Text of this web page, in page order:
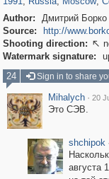
Author:
Дмитрий Борко
Source:
http://
Shooting direction: 
Watermark signature:
24
Sign in to share
Mihalych · 20
Это СЭВ.
shchipok ·
августа